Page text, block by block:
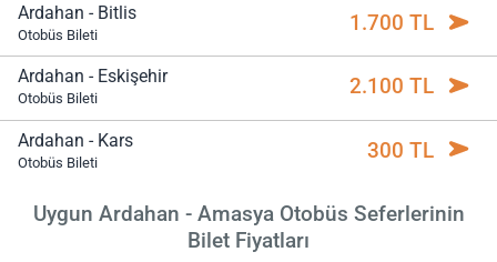
Ardahan - Bitlis
Otobüs Bileti 1.700 TL
Ardahan - Eskişehir
Otobüs Bileti 2.100 TL
Ardahan - Kars
Otobüs Bileti 300 TL
Uygun Ardahan - Amasya Otobüs Seferlerinin
Bilet Fiyatları